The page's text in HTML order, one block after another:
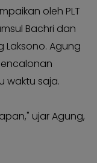
oleh PLT
Bachri dan
Laksono. Agung
waktu saja.
ujar Agung,